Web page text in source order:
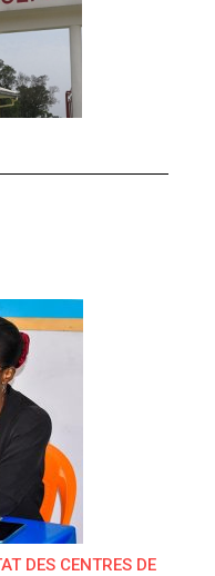
DES CENTRES DE